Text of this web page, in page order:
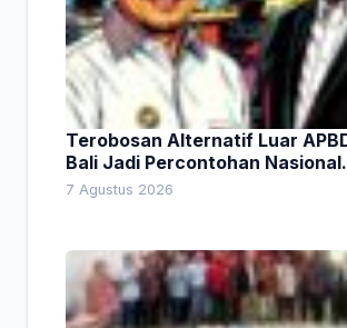
Terobosan Alternatif Luar
Bali Jadi Percontohan Nasional
Pembiayaan Daerah
7 Agustus 2026